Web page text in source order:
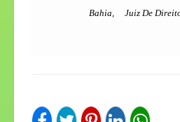
Bahia, Juiz De